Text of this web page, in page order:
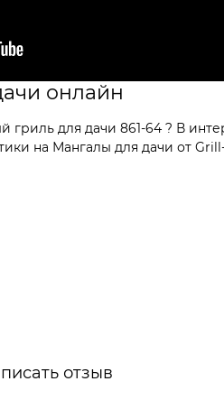
онлайн
для дачи 861-64 ? В
на Мангалы для дачи от
отзыв